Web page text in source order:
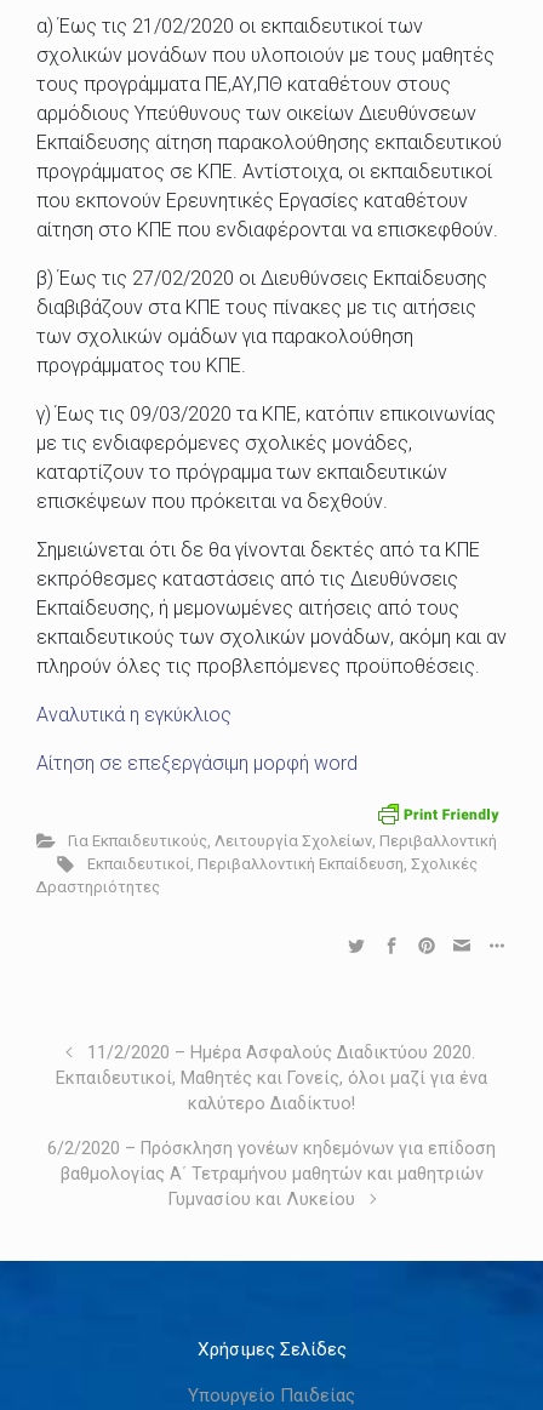
α) Έως τις 21/02/2020 οι εκπαιδευτικοί των
σχολικών μονάδων που υλοποιούν με τους μαθητές
τους προγράμματα ΠΕ,ΑΥ,ΠΘ καταθέτουν στους
αρμόδιους Υπεύθυνους των οικείων Διευθύνσεων
Εκπαίδευσης αίτηση παρακολούθησης εκπαιδευτικού
προγράμματος σε ΚΠΕ. Αντίστοιχα, οι εκπαιδευτικοί
που εκπονούν Ερευνητικές Εργασίες καταθέτουν
αίτηση στο ΚΠΕ που ενδιαφέρονται να επισκεφθούν.
β) Έως τις 27/02/2020 οι Διευθύνσεις Εκπαίδευσης
διαβιβάζουν στα ΚΠΕ τους πίνακες με τις αιτήσεις
των σχολικών ομάδων για παρακολούθηση
προγράμματος του ΚΠΕ.
γ) Έως τις 09/03/2020 τα ΚΠΕ, κατόπιν επικοινωνίας
με τις ενδιαφερόμενες σχολικές μονάδες,
καταρτίζουν το πρόγραμμα των εκπαιδευτικών
επισκέψεων που πρόκειται να δεχθούν.
Σημειώνεται ότι δε θα γίνονται δεκτές από τα ΚΠΕ
εκπρόθεσμες καταστάσεις από τις Διευθύνσεις
Εκπαίδευσης, ή μεμονωμένες αιτήσεις από τους
εκπαιδευτικούς των σχολικών μονάδων, ακόμη και αν
πληρούν όλες τις προβλεπόμενες προϋποθέσεις.
Αναλυτικά η εγκύκλιος
Αίτηση σε επεξεργάσιμη μορφή word
Για Εκπαιδευτικούς Λειτουργία Σχολείων, Περιβαλλοντική
Εκπαιδευτικοί Περιβαλλοντική Εκπαίδευση Σχολικές
Δραστηριότητες
11/2/2020 – Ημέρα Ασφαλούς Διαδικτύου 2020.
Εκπαιδευτικοί, Μαθητές και Γονείς, όλοι μαζί για ένα
καλύτερο Διαδίκτυο!
6/2/2020 – Πρόσκληση γονέων κηδεμόνων για επίδοση
βαθμολογίας Α΄ Τετραμήνου μαθητών και μαθητριών
Γυμνασίου και Λυκείου
Χρήσιμες Σελίδες
Υπουργείο Παιδείας